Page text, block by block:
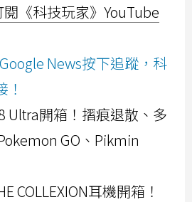
閱《科技玩家》YouTube
News按下追蹤，科
Ultra開箱！摺痕退散、多
GO、Pikmin
COLLEXION耳機開箱！